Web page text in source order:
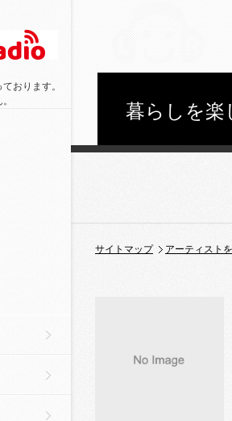
暮らしを
おります。
サイトマップ アーティスト